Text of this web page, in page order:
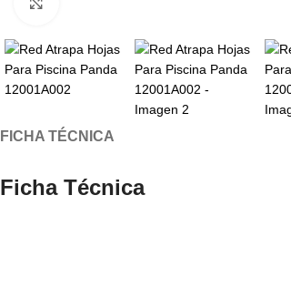
FICHA TÉCNICA
Ficha Técnica